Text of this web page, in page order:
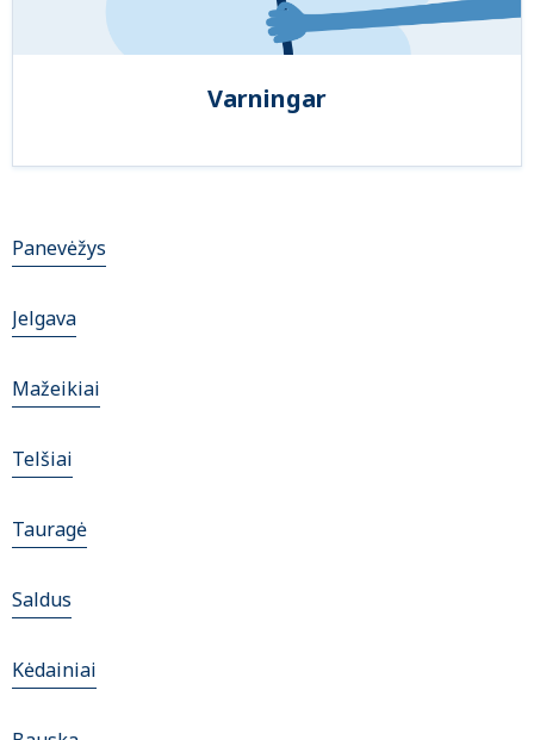
Varningar
Panevėžys
Jelgava
Mažeikiai
Telšiai
Tauragė
Saldus
Kėdainiai